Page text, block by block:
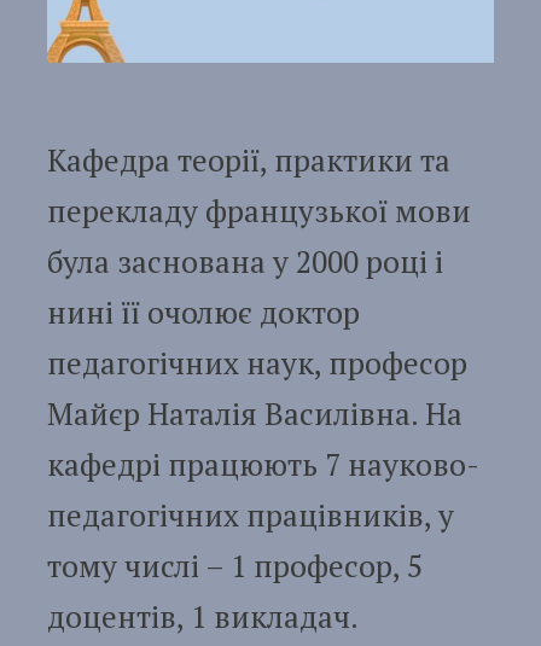
Кафедра теорії, практики та
перекладу французької мови
була заснована у 2000 році і
нині її очолює доктор
педагогічних наук, професор
Майєр Наталія Василівна. На
кафедрі працюють 7 науково-
педагогічних працівників, у
тому числі – 1 професор, 5
доцентів, 1 викладач.